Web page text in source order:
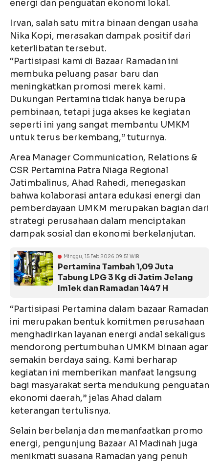
energi dan penguatan ekonomi lokal.
Irvan, salah satu mitra binaan dengan usaha
Nika Kopi, merasakan dampak positif dari
keterlibatan tersebut.
“Partisipasi kami di Bazaar Ramadan ini
membuka peluang pasar baru dan
meningkatkan promosi merek kami.
Dukungan Pertamina tidak hanya berupa
pembinaan, tetapi juga akses ke kegiatan
seperti ini yang sangat membantu UMKM
untuk terus berkembang,” tuturnya.
Area Manager Communication, Relations &
CSR Pertamina Patra Niaga Regional
Jatimbalinus, Ahad Rahedi, menegaskan
bahwa kolaborasi antara edukasi energi dan
pemberdayaan UMKM merupakan bagian dari
strategi perusahaan dalam menciptakan
dampak sosial dan ekonomi berkelanjutan.
Minggu, 15 Feb 2026 09:51 WIB
Pertamina Tambah 1,09 Juta
Tabung LPG 3 Kg di Jatim Jelang
Imlek dan Ramadan 1447 H
“Partisipasi Pertamina dalam bazaar Ramadan
ini merupakan bentuk komitmen perusahaan
menghadirkan layanan energi andal sekaligus
mendorong pertumbuhan UMKM binaan agar
semakin berdaya saing. Kami berharap
kegiatan ini memberikan manfaat langsung
bagi masyarakat serta mendukung penguatan
ekonomi daerah,” jelas Ahad dalam
keterangan tertulisnya.
Selain berbelanja dan memanfaatkan promo
energi, pengunjung Bazaar Al Madinah juga
menikmati suasana Ramadan yang penuh